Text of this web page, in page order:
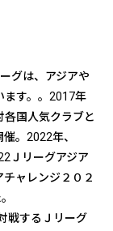
グは、アジアや
ます。。2017年
国人気クラブと
。2022年、
Ｊリーグアジア
ャレンジ２０２
戦するＪリーグ